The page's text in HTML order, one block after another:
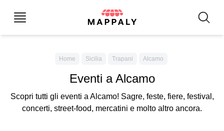
Home Sicilia Trapani Alcamo
Eventi a Alcamo
Scopri tutti gli eventi a Alcamo! Sagre, feste, fiere, festival,
concerti, street-food, mercatini e molto altro ancora.